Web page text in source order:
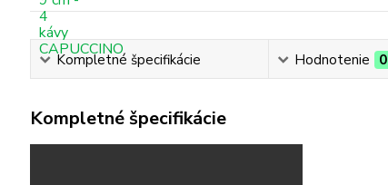
Kompletné špecifikácie Hodnotenie 0
Kompletné špecifikácie